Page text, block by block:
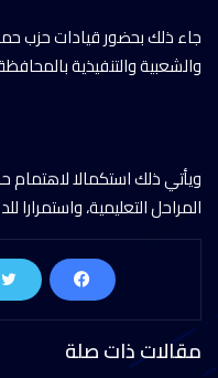
جاء ذلك بحضور قيادات حزب
والشعبية والتنفيذية
ويأتي ذلك استكمالا
المراحل التعليمية،
مقالات ذات صلة